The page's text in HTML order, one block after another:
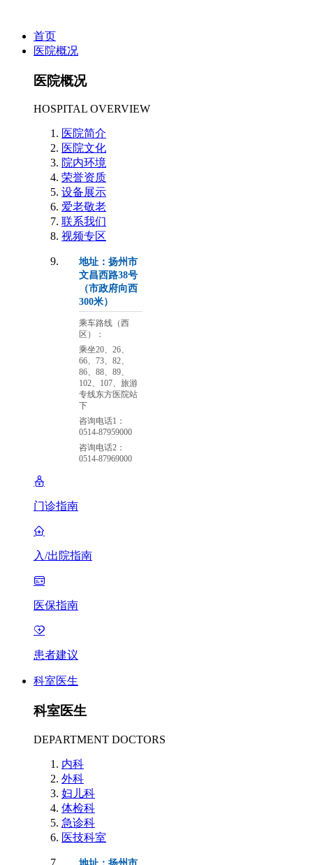
首页
医院概况
医院概况
HOSPITAL OVERVIEW
医院简介
医院文化
院内环境
荣誉资质
设备展示
爱老敬老
联系我们
视频专区
地址：扬州市
文昌西路38号
（市政府向西
300米）
乘车路线（西
区）：
乘坐20、26、
66、73、82、
86、88、89、
102、107、旅游
专线东方医院站
下
咨询电话1：
0514-87959000
咨询电话2：
0514-87969000
门诊指南
入/出院指南
医保指南
患者建议
科室医生
科室医生
DEPARTMENT DOCTORS
内科
外科
妇儿科
体检科
急诊科
医技科室